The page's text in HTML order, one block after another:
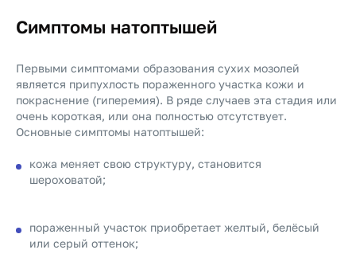
Симптомы натоптышей
Первыми симптомами образования сухих мозолей
является припухлость пораженного участка кожи и
покраснение (гиперемия). В ряде случаев эта стадия или
очень короткая, или она полностью отсутствует.
Основные симптомы натоптышей:
кожа меняет свою структуру, становится
шероховатой;
пораженный участок приобретает желтый, белёсый
или серый оттенок;